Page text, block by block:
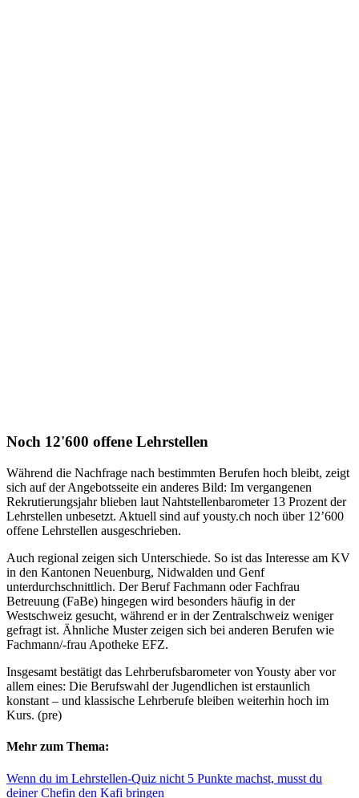
Noch 12'600 offene Lehrstellen
Während die Nachfrage nach bestimmten Berufen hoch bleibt, zeigt
sich auf der Angebotsseite ein anderes Bild: Im vergangenen
Rekrutierungsjahr blieben laut Nahtstellenbarometer 13 Prozent der
Lehrstellen unbesetzt. Aktuell sind auf yousty.ch noch über 12’600
offene Lehrstellen ausgeschrieben.
Auch regional zeigen sich Unterschiede. So ist das Interesse am KV
in den Kantonen Neuenburg, Nidwalden und Genf
unterdurchschnittlich. Der Beruf Fachmann oder Fachfrau
Betreuung (FaBe) hingegen wird besonders häufig in der
Westschweiz gesucht, während er in der Zentralschweiz weniger
gefragt ist. Ähnliche Muster zeigen sich bei anderen Berufen wie
Fachmann/-frau Apotheke EFZ.
Insgesamt bestätigt das Lehrberufsbarometer von Yousty aber vor
allem eines: Die Berufswahl der Jugendlichen ist erstaunlich
konstant – und klassische Lehrberufe bleiben weiterhin hoch im
Kurs. (pre)
Mehr zum Thema:
Wenn du im Lehrstellen-Quiz nicht 5 Punkte machst, musst du
deiner Chefin den Kafi bringen